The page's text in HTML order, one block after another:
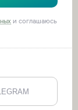
и соглашаюсь